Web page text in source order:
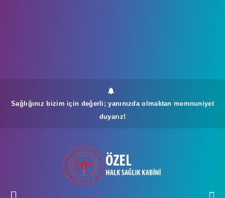
Sağlığınız bizim için değerli; yanınızda olmaktan memnuniyet
duyarız!